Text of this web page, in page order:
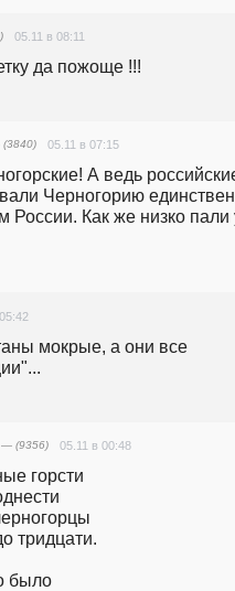
05.11 в 08:11
да пожоще !!!
05.11 в 07:15
А ведь
Черногорию
России. Как же низко пали
мокрые, а они все
— (9356) 05.11 в 00:48
горсти
было